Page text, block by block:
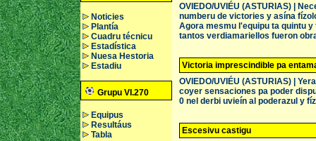
Noticies
Plantía
Cuadru técnicu
Estadística
Nuesa Hestoria
Estadiu
Grupu VI.270
Equipus
Resultáus
Tabla
OVIEDO/UVIÉU (ASTURIAS) |
numberu de victories y asína
Agora mesmu l'equipu ta quintu
tantos verdiamariellos fueron
Victoria imprescindible pa
OVIEDO/UVIÉU (ASTURIAS) |
coyer sensaciones pa poder
0 nel derbi uvieín al poderazul y
Escesivu castigu